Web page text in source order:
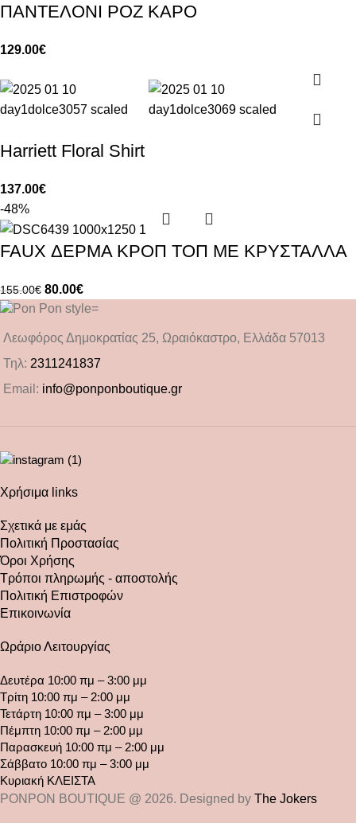
ΠΑΝΤΕΛΟΝΙ ΡΟΖ ΚΑΡΟ
129.00€
Harriett Floral Shirt
137.00€
-48%
FAUX ΔΕΡΜΑ ΚΡΟΠ ΤΟΠ ΜΕ ΚΡΥΣΤΑΛΛΑ
155.00€ 80.00€
Λεωφόρος Δημοκρατίας 25, Ωραιόκαστρο, Ελλάδα 57013
Τηλ: 2311241837
Email: info@ponponboutique.gr
Χρήσιμα links
Σχετικά με εμάς
Πολιτική Προστασίας
Όροι Χρήσης
Τρόποι πληρωμής - αποστολής
Πολιτική Επιστροφών
Επικοινωνία
Ωράριο Λειτουργίας
Δευτέρα 10:00 πμ – 3:00 μμ
Τρίτη 10:00 πμ – 2:00 μμ
Τετάρτη 10:00 πμ – 3:00 μμ
Πέμπτη 10:00 πμ – 2:00 μμ
Παρασκευή 10:00 πμ – 2:00 μμ
Σάββατο 10:00 πμ – 3:00 μμ
Κυριακή ΚΛΕΙΣΤΑ
PONPON BOUTIQUE @ 2026. Designed by The Jokers